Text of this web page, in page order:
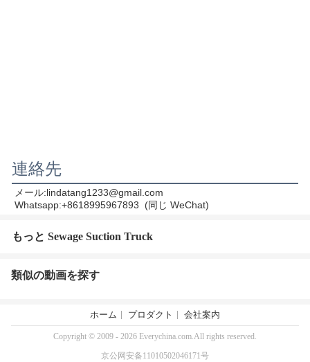
連絡先
メール:lindatang1233@gmail.com
Whatsapp:+8618995967893  (同じ WeChat)
もっと Sewage Suction Truck
類似の動画を探す
ホーム プロダクト 会社案内
Copyright © 2009 - 2026 Everychina.com.All rights reserved.
京公网安备11010502046171号